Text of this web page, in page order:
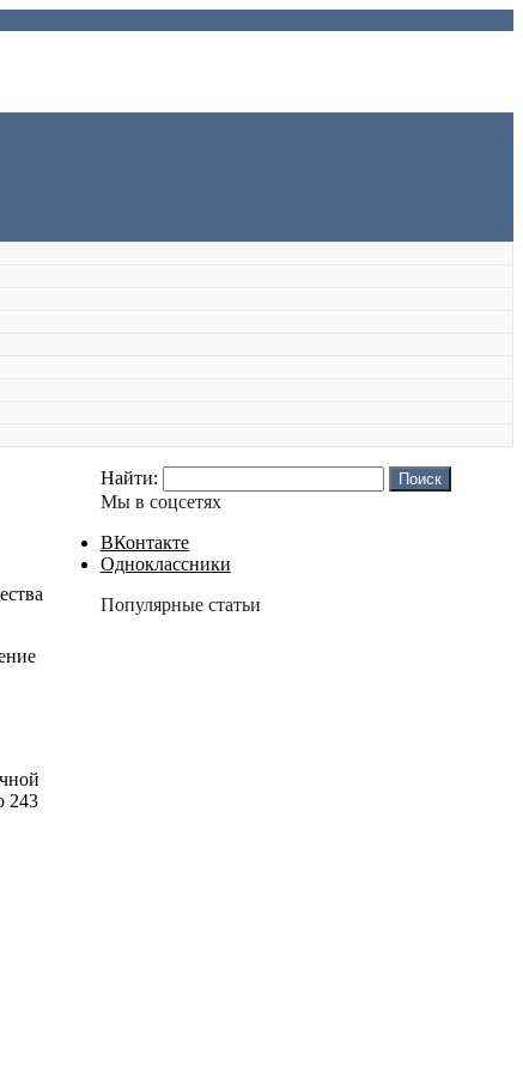
243
Найти:
Мы в соцсетях
ВКонтакте
Одноклассники
Популярные статьи